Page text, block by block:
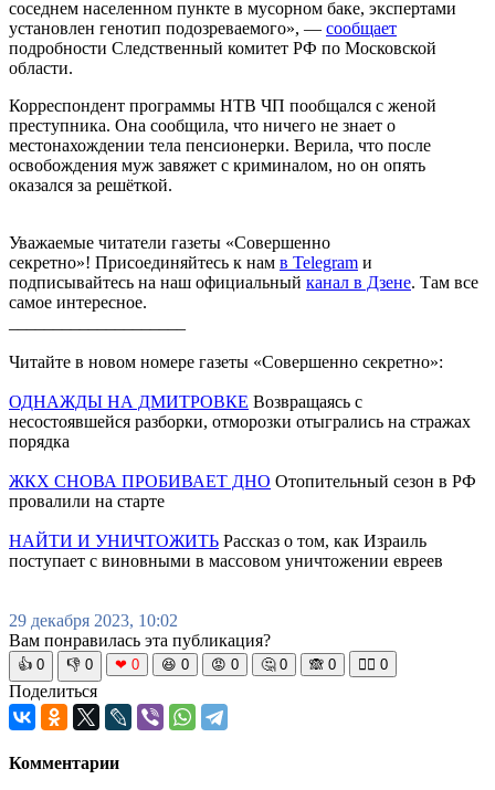
соседнем населенном пункте в мусорном баке, экспертами
установлен генотип подозреваемого», — сообщает
подробности Следственный комитет РФ по Московской
области.
Корреспондент программы НТВ ЧП пообщался с женой
преступника. Она сообщила, что ничего не знает о
местонахождении тела пенсионерки. Верила, что после
освобождения муж завяжет с криминалом, но он опять
оказался за решёткой.
Уважаемые читатели газеты «Совершенно
секретно»! Присоединяйтесь к нам в Telegram и
подписывайтесь на наш официальный канал в Дзене. Там все
самое интересное.
Читайте в новом номере газеты «Совершенно секретно»:
ОДНАЖДЫ НА ДМИТРОВКЕ Возвращаясь с
несостоявшейся разборки, отморозки отыгрались на стражах
порядка
ЖКХ СНОВА ПРОБИВАЕТ ДНО Отопительный сезон в РФ
провалили на старте
НАЙТИ И УНИЧТОЖИТЬ Рассказ о том, как Израиль
поступает с виновными в массовом уничтожении евреев
29 декабря 2023, 10:02
Вам понравилась эта публикация?
👍 0 👎 0 ❤ 0 😆 0 😡 0 🤔 0 🙈 0 🧘‍♀️ 0
Поделиться
Комментарии